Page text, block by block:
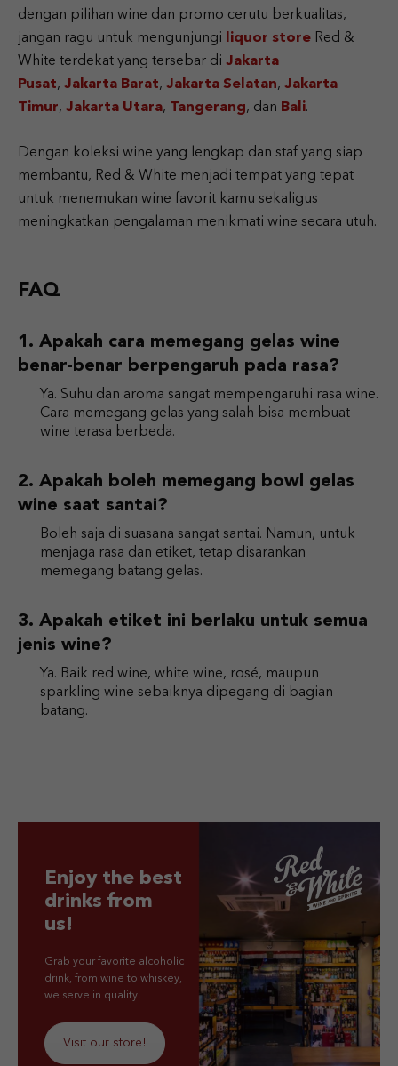
dengan pilihan wine dan promo cerutu berkualitas,
jangan ragu untuk mengunjungi liquor store Red &
White terdekat yang tersebar di Jakarta
Pusat, Jakarta Barat, Jakarta Selatan, Jakarta
Timur, Jakarta Utara, Tangerang, dan Bali.
Dengan koleksi wine yang lengkap dan staf yang siap
membantu, Red & White menjadi tempat yang tepat
untuk menemukan wine favorit kamu sekaligus
meningkatkan pengalaman menikmati wine secara utuh.
FAQ
Apakah cara memegang gelas wine
benar-benar berpengaruh pada rasa?
Ya. Suhu dan aroma sangat mempengaruhi rasa wine.
Cara memegang gelas yang salah bisa membuat
wine terasa berbeda.
Apakah boleh memegang bowl gelas
wine saat santai?
Boleh saja di suasana sangat santai. Namun, untuk
menjaga rasa dan etiket, tetap disarankan
memegang batang gelas.
Apakah etiket ini berlaku untuk semua
jenis wine?
Ya. Baik red wine, white wine, rosé, maupun
sparkling wine sebaiknya dipegang di bagian
batang.
Enjoy the best
drinks from
us!
Grab your favorite alcoholic
drink, from wine to whiskey,
we serve in quality!
Visit our store!